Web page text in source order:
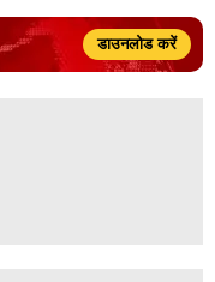
डाउनलोड करें